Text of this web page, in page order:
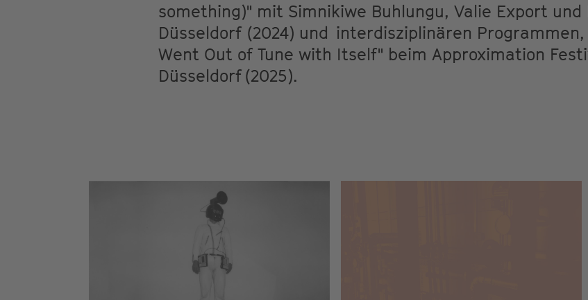
something)" mit Simnikiwe Buhlungu, Valie Export und
Düsseldorf (2024) und interdisziplinären
Went Out of Tune with Itself" beim Approximation
Düsseldorf (2025).